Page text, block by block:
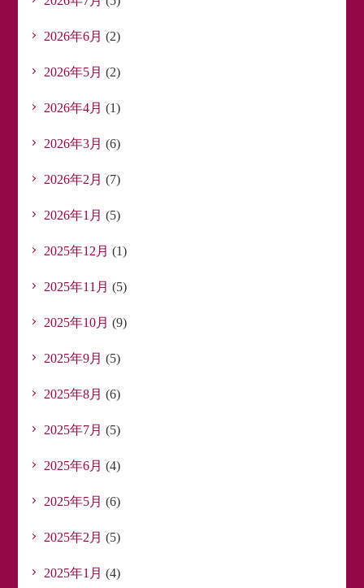
2026年6月 (2)
2026年5月 (2)
2026年4月 (1)
2026年3月 (6)
2026年2月 (7)
2026年1月 (5)
2025年12月 (1)
2025年11月 (5)
2025年10月 (9)
2025年9月 (5)
2025年8月 (6)
2025年7月 (5)
2025年6月 (4)
2025年5月 (6)
2025年2月 (5)
2025年1月 (4)